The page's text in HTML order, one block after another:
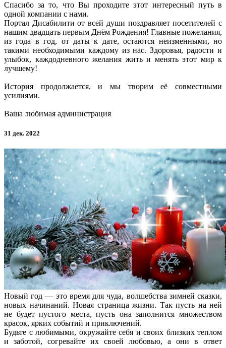
Спасибо за то, что Вы проходите этот интересный путь в
одной компании с нами.
Портал Дисабилити от всей души поздравляет посетителей с
нашим двадцать первым Днём Рождения! Главные пожелания,
из года в год, от даты к дате, остаются неизменными, но
такими необходимыми каждому из нас. Здоровья, радости и
улыбок, каждодневного желания жить и менять этот мир к
лучшему!
История продолжается, и мы творим её совместными
усилиями.
Ваша любимая администрация
31 дек. 2022
Новый год — это время для чуда, волшебства зимней сказки,
новых начинаний. Новая страница жизни. Так пусть на ней
не будет пустого места, пусть она заполнится множеством
красок, ярких событий и приключений.
Будьте с любимыми, окружайте себя и своих близких теплом
и заботой, согревайте их своей любовью, а они в ответ